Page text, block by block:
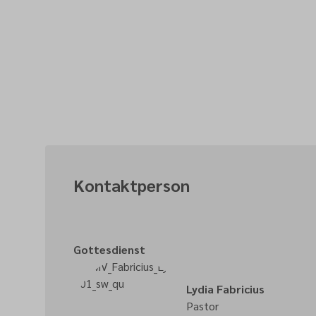
Kontaktperson
Gottesdienst
Lydia Fabricius
Pastor